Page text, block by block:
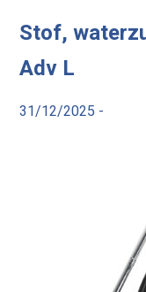
Stof,
Adv L
31/12/2025 -